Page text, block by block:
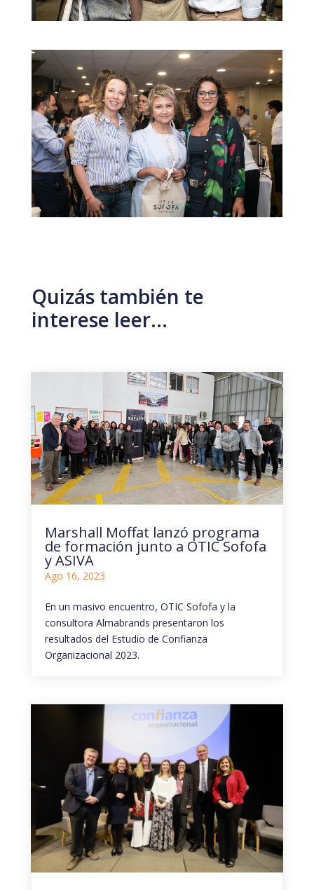
Quizás también te
interese leer…
Marshall Moffat lanzó programa
de formación junto a OTIC Sofofa
y ASIVA
Ago 16, 2023
En un masivo encuentro, OTIC Sofofa y la
consultora Almabrands presentaron los
resultados del Estudio de Confianza
Organizacional 2023.